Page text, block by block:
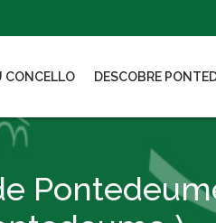
CONCELLO DESCOBRE